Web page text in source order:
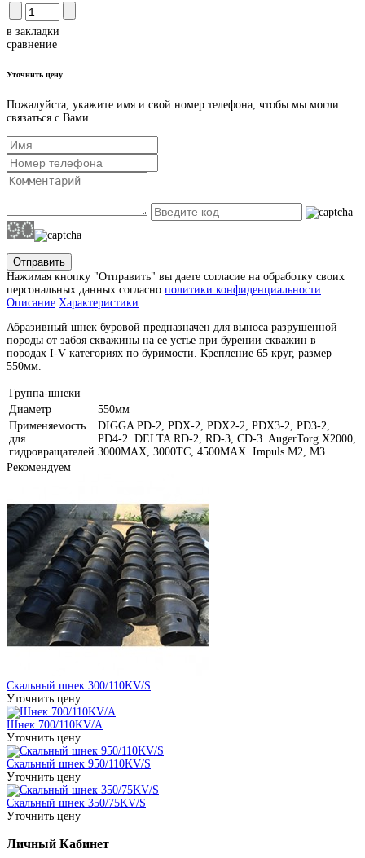
в закладки
сравнение
Уточнить цену
Пожалуйста, укажите имя и свой номер телефона, чтобы мы могли
связаться с Вами
Отправить
Нажимая кнопку "Отправить" вы даете согласие на обработку своих
персональных данных согласно политики конфиденциальности
Описание Характеристики
Абразивный шнек буровой предназначен для выноса разрушенной
породы от забоя скважины на ее устье при бурении скважин в
породах I-V категориях по буримости. Крепление 65 круг, размер
550мм.
Группа-шнеки
Диаметр
550мм
Применяемость
для
гидровращателей
DIGGA PD-2, PDX-2, PDX2-2, PDX3-2, PD3-2,
PD4-2. DELTA RD-2, RD-3, CD-3. AugerTorg X2000,
3000MAX, 3000TC, 4500MAX. Impuls M2, M3
Рекомендуем
Скальный шнек 300/110KV/S
Уточнить цену
Шнек 700/110KV/A
Уточнить цену
Скальный шнек 950/110KV/S
Уточнить цену
Скальный шнек 350/75KV/S
Уточнить цену
Личный Кабинет